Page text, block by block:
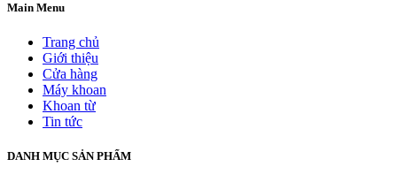
Main Menu
Trang chủ
Giới thiệu
Cửa hàng
Máy khoan
Khoan từ
Tin tức
DANH MỤC SẢN PHẨM